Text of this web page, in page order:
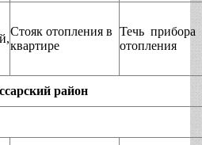
Стояк отопления в
квартире
Течь прибора
отопления
район